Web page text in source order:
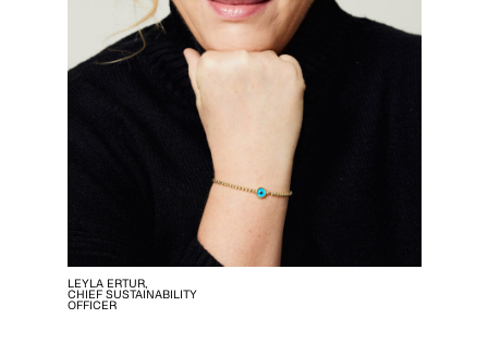
LEYLA ERTUR,
CHIEF SUSTAINABILITY
OFFICER